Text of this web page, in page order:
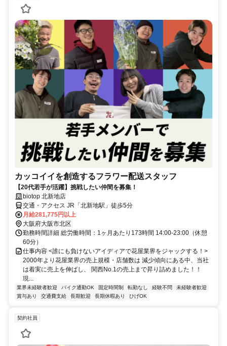
カッコイイを創造するフラワー配送スタッフ
【20代若手が活躍】挑戦したい仲間を募集！
biotop 北新地店
交通・アクセス JR「北新地駅」徒歩5分
月給281,775円以上
大阪府大阪市北区
勤務時間詳細 総労働時間：1ヶ月あたり173時間 14:00-23:00（休憩
60分）
仕事内容 <誰にも負けないアイディアで花屋業界をジャックする！>
2000年より花屋業界の売上規模・店舗数は 減少傾向にある中、当社
は着実に売上を伸ばし、 関西No.1の売上まで昇り詰めました！！
現...
業界未経験者歓迎 バイク通勤OK 固定時間制 転勤なし 経験不問
未経験者歓迎
賞与あり
交通費支給 長期歓迎 長期休暇あり ひげOK
契約社員